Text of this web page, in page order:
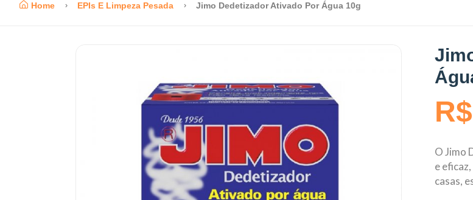
Home EPIs E Limpeza Pesada Jimo Dedetizador Ativado Por Água 10g
O Jimo
e
casas,